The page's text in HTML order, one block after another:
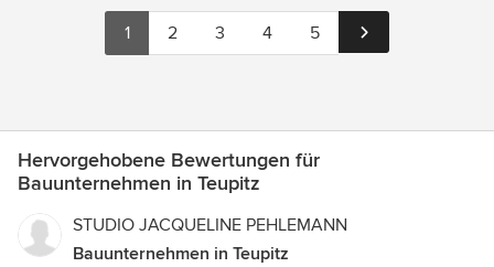
1 2 3 4 5
Hervorgehobene Bewertungen für
Bauunternehmen in Teupitz
STUDIO JACQUELINE PEHLEMANN
Bauunternehmen in Teupitz